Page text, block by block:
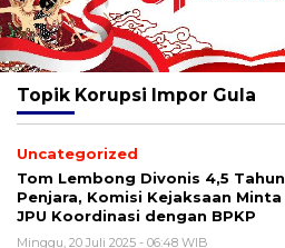
Topik Korupsi Impor Gula
Uncategorized
Tom Lembong Divonis 4,5 Tahun
Penjara, Komisi Kejaksaan Minta
JPU Koordinasi dengan BPKP
Minggu, 20 Juli 2025 - 06:48 WIB